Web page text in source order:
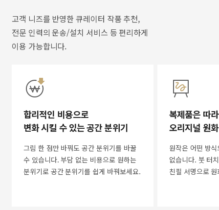
고객 니즈를 반영한 큐레이터 작품 추천,
전문 인력의 운송/설치 서비스 등 편리하게
이용 가능합니다.
합리적인 비용으로
변화 시킬 수 있는 공간 분위기
그림 한 점만 바꿔도 공간 분위기를 바꿀
수 있습니다. 부담 없는 비용으로 원하는
분위기로 공간 분위기를 쉽게 바꿔보세요.
복제품은 따
오리지널 원
원작은 어떤 방
없습니다. 붓 터
친필 서명으로